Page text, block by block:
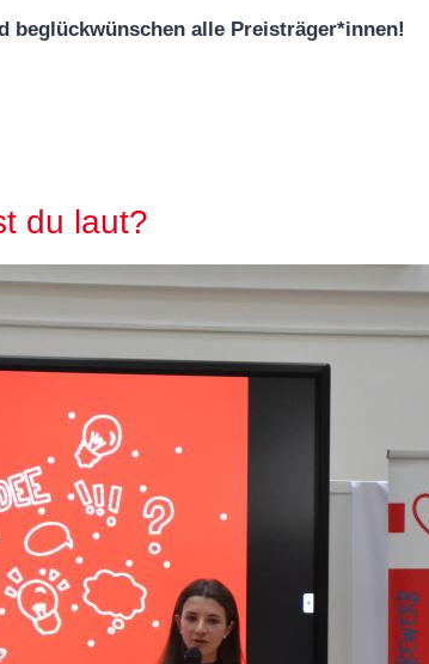
beglückwünschen alle Preisträger*innen!
du laut?